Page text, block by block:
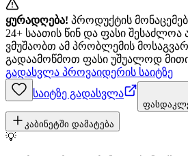
ყურადღება! პროდუქტის
24+ საათის წინ და ფასი შესაძლოა
ვმუშაობთ ამ პრობლემის
გადაამოწმოთ ფასი უშუალოდ
გადასვლა პროვაიდერის საიტზე
საიტზე გადასვლა
კაბინეტში დამატება
💡